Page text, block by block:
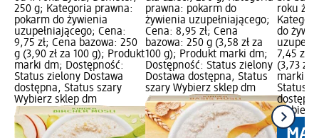
250 g; Kategoria prawna:
pokarm do żywienia
uzupełniającego; Cena:
9,75 zł; Cena bazowa: 250
g (3,90 zł za 100 g); Produkt
marki dm; Dostępność:
Status zielony Dostawa
dostępna, Status szary
Wybierz sklep dm
prawna: pokarm do
żywienia uzupełniającego;
Cena: 8,95 zł; Cena
bazowa: 250 g (3,58 zł za
100 g); Produkt marki dm;
Dostępność: Status zielony
Dostawa dostępna, Status
szary Wybierz sklep dm
roku
do
7,45 zł;
(3,73 zł
marki
Status
Wybierz